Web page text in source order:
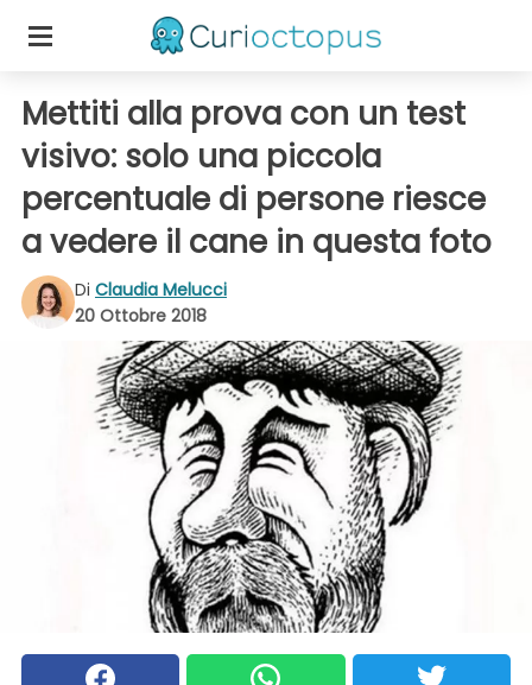
Mettiti alla prova con un test
visivo: solo una piccola
percentuale di persone riesce
a vedere il cane in questa foto
Di Claudia Melucci
20 Ottobre 2018